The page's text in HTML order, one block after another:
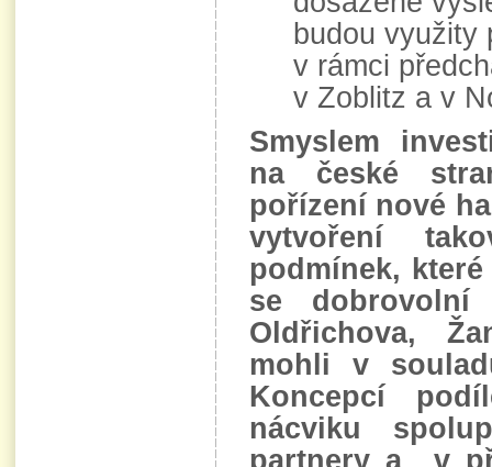
budou využity
v rámci
v Zoblitz a v
Smyslem
na české
pořízení nové
vytvoření
podmínek,
se
Oldřichova,
mohli v
Koncepcí
nácviku
partnery a v